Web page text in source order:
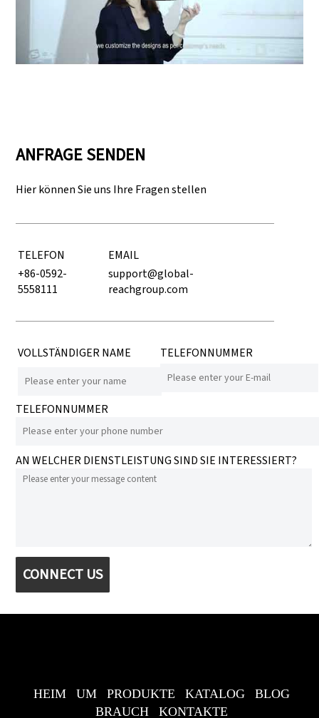
Play: Keynote (Google I/O '18)
ANFRAGE SENDEN
Hier können Sie uns Ihre Fragen stellen
TELEFON
EMAIL
+86-0592-
5558111
support@global-
reachgroup.com
VOLLSTÄNDIGER NAME TELEFONNUMMER
TELEFONNUMMER
AN WELCHER DIENSTLEISTUNG SIND SIE INTERESSIERT?
CONNECT US
HEIM UM PRODUKTE KATALOG
BLOG
BRAUCH
KONTAKTE